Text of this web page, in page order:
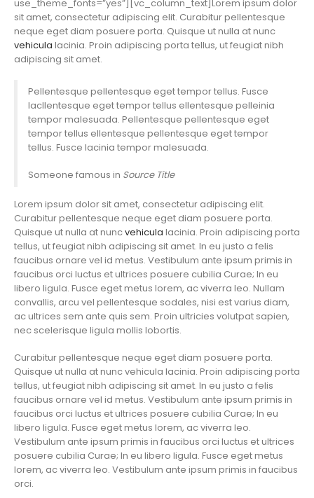
use_theme_fonts=”yes”][vc_column_text]Lorem ipsum dolor
sit amet, consectetur adipiscing elit. Curabitur pellentesque
neque eget diam posuere porta. Quisque ut nulla at nunc
vehicula lacinia. Proin adipiscing porta tellus, ut feugiat nibh
adipiscing sit amet.
Pellentesque pellentesque eget tempor tellus. Fusce
lacllentesque eget tempor tellus ellentesque pelleinia
tempor malesuada. Pellentesque pellentesque eget
tempor tellus ellentesque pellentesque eget tempor
tellus. Fusce lacinia tempor malesuada.
Someone famous in Source Title
Lorem ipsum dolor sit amet, consectetur adipiscing elit.
Curabitur pellentesque neque eget diam posuere porta.
Quisque ut nulla at nuncvehicula lacinia. Proin adipiscing porta
tellus, ut feugiat nibh adipiscing sit amet. In eu justo a felis
faucibus ornare vel id metus. Vestibulum ante ipsum primis in
faucibus orci luctus et ultrices posuere cubilia Curae; In eu
libero ligula. Fusce eget metus lorem, ac viverra leo. Nullam
convallis, arcu vel pellentesque sodales, nisi est varius diam,
ac ultrices sem ante quis sem. Proin ultricies volutpat sapien,
nec scelerisque ligula mollis lobortis.
Curabitur pellentesque neque eget diam posuere porta.
Quisque ut nulla at nunc vehicula lacinia. Proin adipiscing porta
tellus, ut feugiat nibh adipiscing sit amet. In eu justo a felis
faucibus ornare vel id metus. Vestibulum ante ipsum primis in
faucibus orci luctus et ultrices posuere cubilia Curae; In eu
libero ligula. Fusce eget metus lorem, ac viverra leo.
Vestibulum ante ipsum primis in faucibus orci luctus et ultrices
posuere cubilia Curae; In eu libero ligula. Fusce eget metus
lorem, ac viverra leo. Vestibulum ante ipsum primis in faucibus
orci.